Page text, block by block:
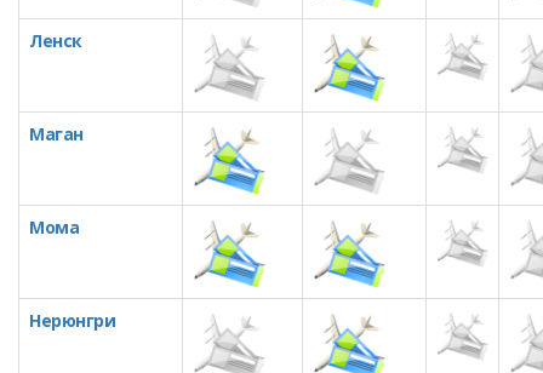
Ленск
Маган
Мома
Нерюнгри